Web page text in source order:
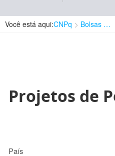
Você está aqui:CNPq Bolsas e Auxílios Vigentes
Projetos de
País